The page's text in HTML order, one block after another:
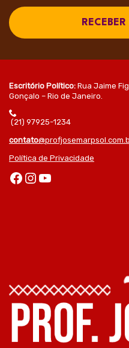
Escritório Político: Rua Jaime
Gonçalo – Rio de Janeiro.
(21) 97925-1234
contato
Política de Privacidade
Facebook Instagram Youtube